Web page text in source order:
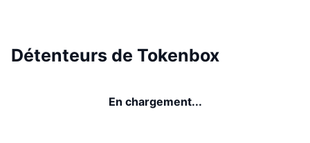
Détenteurs de Tokenbox
En chargement...